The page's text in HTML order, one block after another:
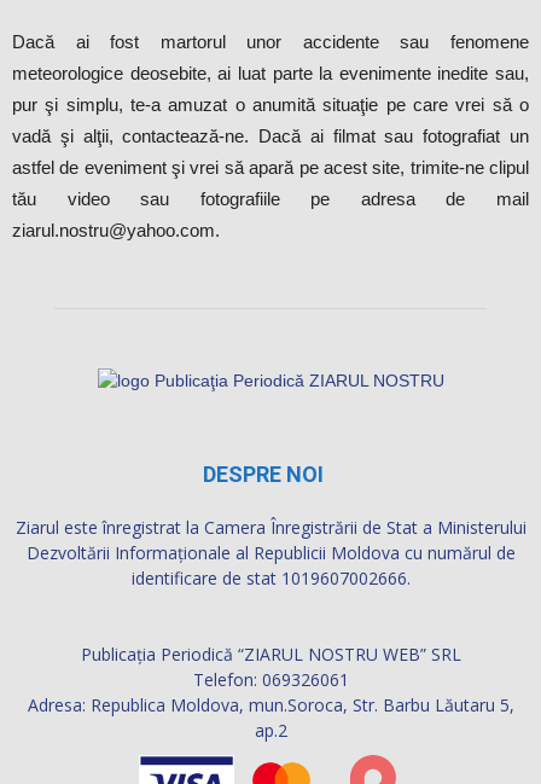
Dacă ai fost martorul unor accidente sau fenomene
meteorologice deosebite, ai luat parte la evenimente inedite sau,
pur şi simplu, te-a amuzat o anumită situaţie pe care vrei să o
vadă şi alţii, contactează-ne. Dacă ai filmat sau fotografiat un
astfel de eveniment şi vrei să apară pe acest site, trimite-ne clipul
tău video sau fotografiile pe adresa de mail
ziarul.nostru@yahoo.com.
DESPRE NOI
Ziarul este înregistrat la Camera Înregistrării de Stat a Ministerului
Dezvoltării Informaţionale al Republicii Moldova cu numărul de
identificare de stat 1019607002666.
Publicația Periodică “ZIARUL NOSTRU WEB” SRL
Telefon: 069326061
Adresa: Republica Moldova, mun.Soroca, Str. Barbu Lăutaru 5,
ap.2